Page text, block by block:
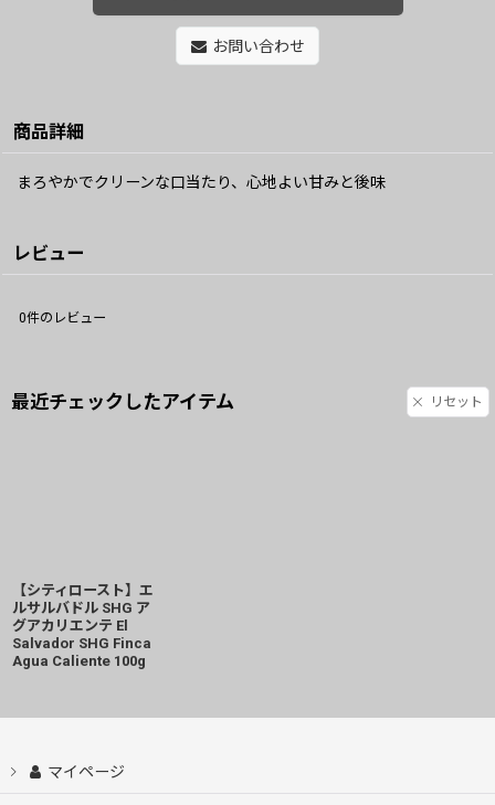
お問い合わせ
商品詳細
まろやかでクリーンな口当たり、心地よい甘みと後味
レビュー
0件のレビュー
最近チェックしたアイテム リセット
【シティロースト】エ
ルサルバドル SHG ア
グアカリエンテ El
Salvador SHG Finca
Agua Caliente 100g
マイページ